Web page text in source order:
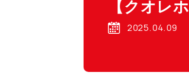
【クオレ
2025.04.09